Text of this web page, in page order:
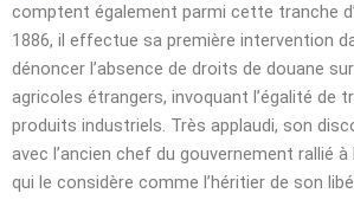
comptent également parmi cette tranche
1886, il effectue sa première intervention
dénoncer l’absence de droits de douane
agricoles étrangers, invoquant l’égalité de
produits industriels. Très applaudi, son
avec l’ancien chef du gouvernement rallié à
qui le considère comme l’héritier de son